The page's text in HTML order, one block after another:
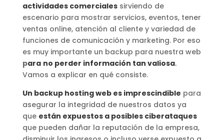
actividades comercialessirviendo de
escenario para mostrar servicios, eventos, tener
ventas online, atención al cliente y variedad de
funciones de comunicación y marketing. Por eso
es muy importante un backup para nuestra web
para no perder información tan valiosa.
Vamos a explicar en qué consiste.
Un backup hosting web es imprescindible para
asegurar la integridad de nuestros datos ya
que están expuestos a posibles ciberataques
que pueden dañar la reputación de la empresa,